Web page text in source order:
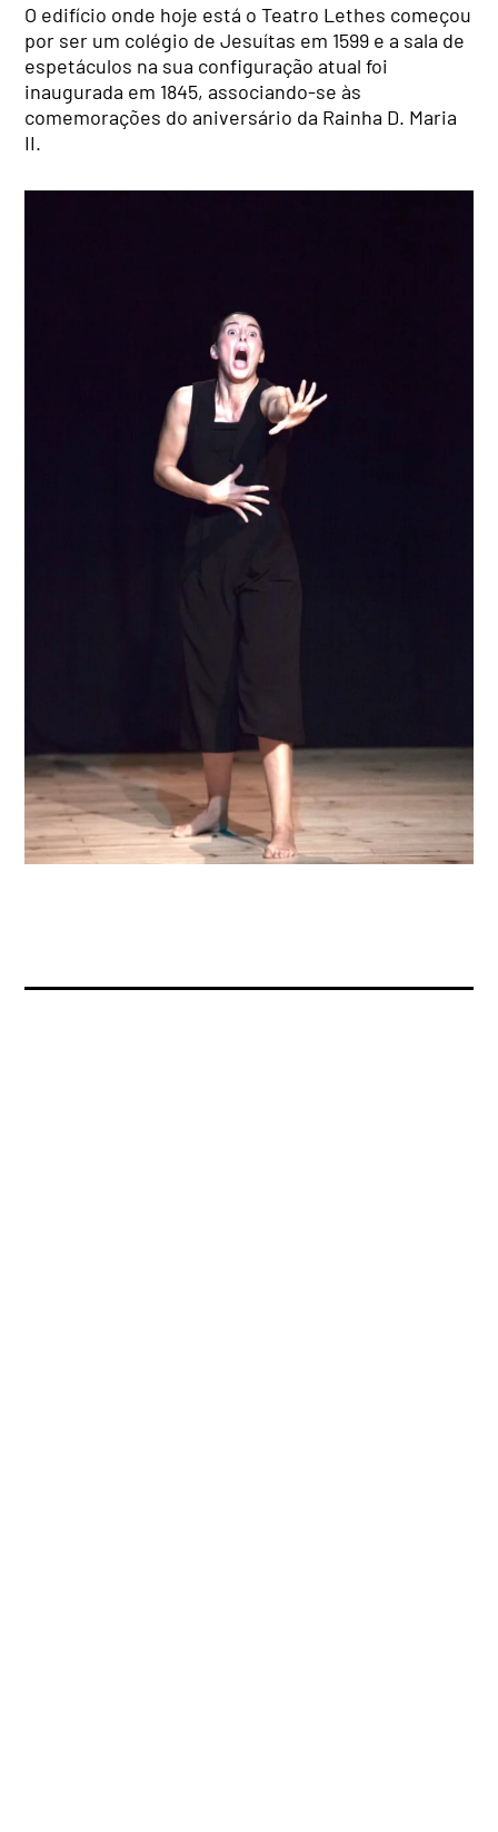
O edifício onde hoje está o Teatro Lethes começou
por ser um colégio de Jesuítas em 1599 e a sala de
espetáculos na sua configuração atual foi
inaugurada em 1845, associando-se às
comemorações do aniversário da Rainha D. Maria
II.